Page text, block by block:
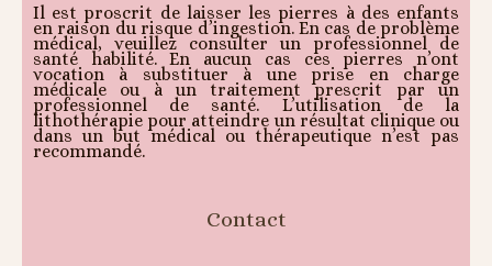
Il est proscrit de laisser les pierres à des enfants
en raison du risque d’ingestion. En cas de problème
médical, veuillez consulter un professionnel de
santé habilité. En aucun cas ces pierres n’ont
vocation à substituer à une prise en charge
médicale ou à un traitement prescrit par un
professionnel de santé. L’utilisation de la
lithothérapie pour atteindre un résultat clinique ou
dans un but médical ou thérapeutique n’est pas
recommandé.
Contact